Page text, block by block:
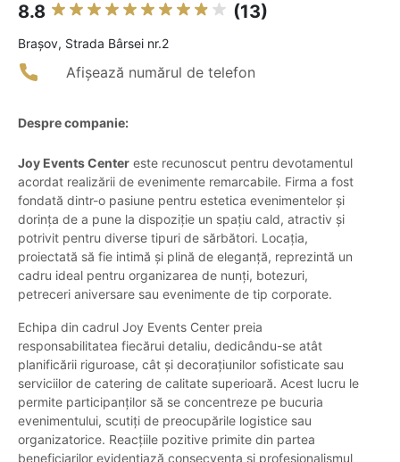
8.8 (13)
Braşov, Strada Bârsei nr.2
Afișează numărul de telefon
Despre companie:
Joy Events Center este recunoscut pentru devotamentul
acordat realizării de evenimente remarcabile. Firma a fost
fondată dintr-o pasiune pentru estetica evenimentelor și
dorința de a pune la dispoziție un spațiu cald, atractiv și
potrivit pentru diverse tipuri de sărbători. Locația,
proiectată să fie intimă și plină de eleganță, reprezintă un
cadru ideal pentru organizarea de nunți, botezuri,
petreceri aniversare sau evenimente de tip corporate.
Echipa din cadrul Joy Events Center preia
responsabilitatea fiecărui detaliu, dedicându-se atât
planificării riguroase, cât și decorațiunilor sofisticate sau
serviciilor de catering de calitate superioară. Acest lucru le
permite participanților să se concentreze pe bucuria
evenimentului, scutiți de preocupările logistice sau
organizatorice. Reacțiile pozitive primite din partea
beneficiarilor evidențiază consecvența și profesionalismul